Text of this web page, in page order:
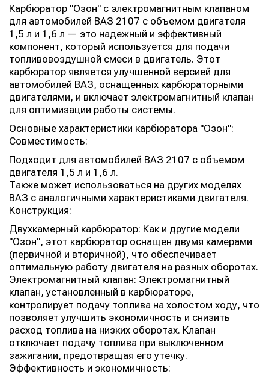
Карбюратор "Озон" с электромагнитным клапаном
для автомобилей ВАЗ 2107 с объемом двигателя
1,5 л и 1,6 л — это надежный и эффективный
компонент, который используется для подачи
топливовоздушной смеси в двигатель. Этот
карбюратор является улучшенной версией для
автомобилей ВАЗ, оснащенных карбюраторными
двигателями, и включает электромагнитный клапан
для оптимизации работы системы.
Основные характеристики карбюратора "Озон":
Совместимость:
Подходит для автомобилей ВАЗ 2107 с объемом
двигателя 1,5 л и 1,6 л.
Также может использоваться на других моделях
ВАЗ с аналогичными характеристиками двигателя.
Конструкция:
Двухкамерный карбюратор: Как и другие модели
"Озон", этот карбюратор оснащен двумя камерами
(первичной и вторичной), что обеспечивает
оптимальную работу двигателя на разных оборотах.
Электромагнитный клапан: Электромагнитный
клапан, установленный в карбюраторе,
контролирует подачу топлива на холостом ходу, что
позволяет улучшить экономичность и снизить
расход топлива на низких оборотах. Клапан
отключает подачу топлива при выключенном
зажигании, предотвращая его утечку.
Эффективность и экономичность: